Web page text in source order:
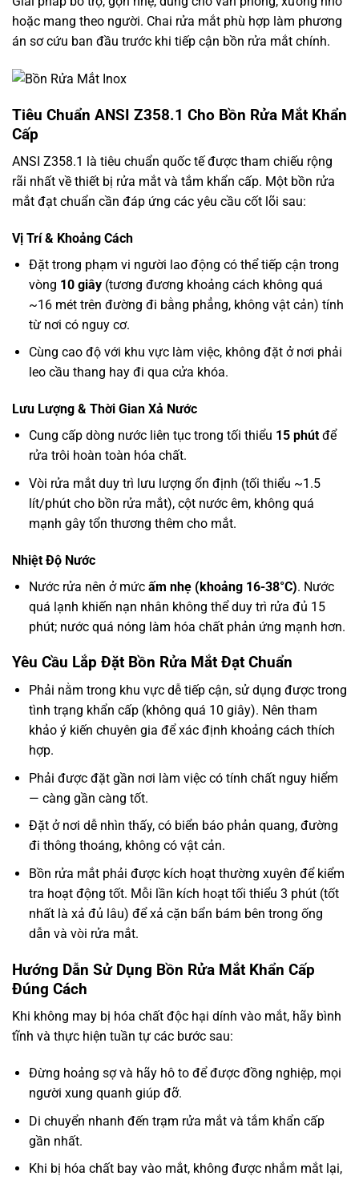
hoặc mang theo người. Chai rửa mắt phù hợp làm phương
án sơ cứu ban đầu trước khi tiếp cận bồn rửa mắt chính.
Tiêu Chuẩn ANSI Z358.1 Cho Bồn Rửa Mắt Khẩn
Cấp
ANSI Z358.1 là tiêu chuẩn quốc tế được tham chiếu rộng
rãi nhất về thiết bị rửa mắt và tắm khẩn cấp. Một bồn rửa
mắt đạt chuẩn cần đáp ứng các yêu cầu cốt lõi sau:
Vị Trí & Khoảng Cách
Đặt trong phạm vi người lao động có thể tiếp cận trong
vòng 10 giây(tương đương khoảng cách không quá
~16 mét trên đường đi bằng phẳng, không vật cản) tính
từ nơi có nguy cơ.
Cùng cao độ với khu vực làm việc, không đặt ở nơi phải
leo cầu thang hay đi qua cửa khóa.
Lưu Lượng & Thời Gian Xả Nước
Cung cấp dòng nước liên tục trong tối thiểu 15 phútđể
rửa trôi hoàn toàn hóa chất.
Vòi rửa mắt duy trì lưu lượng ổn định (tối thiểu ~1.5
lít/phút cho bồn rửa mắt), cột nước êm, không quá
mạnh gây tổn thương thêm cho mắt.
Nhiệt Độ Nước
Nước rửa nên ở mức ấm nhẹ (khoảng 16-38°C). Nước
quá lạnh khiến nạn nhân không thể duy trì rửa đủ 15
phút; nước quá nóng làm hóa chất phản ứng mạnh hơn.
Yêu Cầu Lắp Đặt Bồn Rửa Mắt Đạt Chuẩn
Phải nằm trong khu vực dễ tiếp cận, sử dụng được trong
tình trạng khẩn cấp (không quá 10 giây). Nên tham
khảo ý kiến chuyên gia để xác định khoảng cách thích
hợp.
Phải được đặt gần nơi làm việc có tính chất nguy hiểm
— càng gần càng tốt.
Đặt ở nơi dễ nhìn thấy, có biển báo phản quang, đường
đi thông thoáng, không có vật cản.
Bồn rửa mắt phải được kích hoạt thường xuyên để kiểm
tra hoạt động tốt. Mỗi lần kích hoạt tối thiểu 3 phút (tốt
nhất là xả đủ lâu) để xả cặn bẩn bám bên trong ống
dẫn và vòi rửa mắt.
Hướng Dẫn Sử Dụng Bồn Rửa Mắt Khẩn Cấp
Đúng Cách
Khi không may bị hóa chất độc hại dính vào mắt, hãy bình
tĩnh và thực hiện tuần tự các bước sau:
Đừng hoảng sợ và hãy hô to để được đồng nghiệp, mọi
người xung quanh giúp đỡ.
Di chuyển nhanh đến trạm rửa mắt và tắm khẩn cấp
gần nhất.
Khi bị hóa chất bay vào mắt, không được nhắm mắt lại,